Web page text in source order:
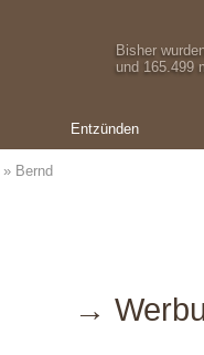
Bisher
und 165.499
Entzünden
» Bernd
→